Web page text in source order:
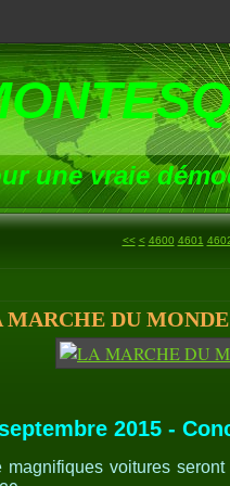
une vraie
<< < 4600 4601
MARCHE DU MONDE
2015 -
magnifiques voitures